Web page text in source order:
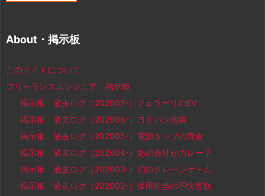
About・掲示板
このサイトについて
フリーランスエンジニア 掲示板
掲示板 過去ログ（202607-）フェラーリのEV
掲示板 過去ログ（202606-）ヨドバシ池袋
掲示板 過去ログ（202605-）電源タップの寿命
掲示板 過去ログ（202604-）あの会社がカレー？
掲示板 過去ログ（202603-）幻のクレーンゲーム
掲示板 過去ログ（202602-）採用担当の不快言動